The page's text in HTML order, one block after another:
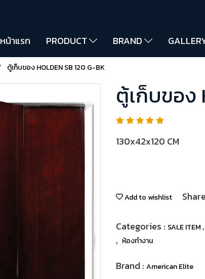
หน้าแรก PRODUCT BRAND
ตู้เก็บของ HOLDEN SB 120 G-BK
ตู้เก็บของ
130x42x120 CM
Add to wishlist Share
Categories : SALE ITEM ,
, ห้องทำงาน
Brand : American Elite